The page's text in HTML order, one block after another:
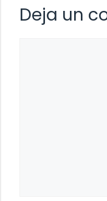
Deja un